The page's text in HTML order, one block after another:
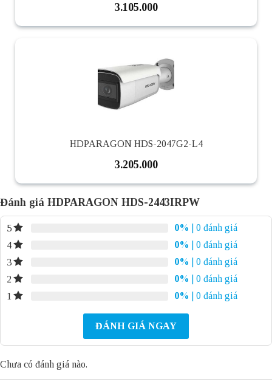
3.105.000
HDPARAGON HDS-2047G2-L4
3.205.000
Đánh giá HDPARAGON HDS-2443IRPW
5 0%
| 0 đánh giá
4
0%
| 0 đánh giá
3
0%
| 0 đánh giá
2
0%
| 0 đánh giá
1
0% | 0 đánh giá
ĐÁNH GIÁ NGAY
Chưa có đánh giá nào.